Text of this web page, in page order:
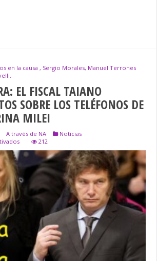
en la causa , Sergio Morales, Manuel Terrones
EL FISCAL TAIANO
SOBRE LOS TELÉFONOS DE
MILEI
A través de NA
Noticias
en
$LIBRA:
FISCAL
TAIANO
SOLICITÓ
DATOS
TELÉFONOS
KARINA
MILEI
212